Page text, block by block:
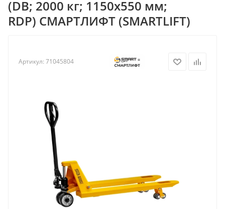
(DB; 2000 кг; 1150х550 мм;
RDP) СМАРТЛИФТ (SMARTLIFT)
Артикул: 71045804